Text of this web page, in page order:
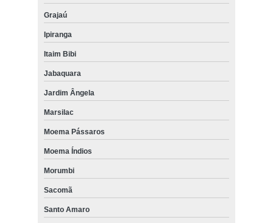
Grajaú
Ipiranga
Itaim Bibi
Jabaquara
Jardim Ângela
Marsilac
Moema Pássaros
Moema Índios
Morumbi
Sacomã
Santo Amaro